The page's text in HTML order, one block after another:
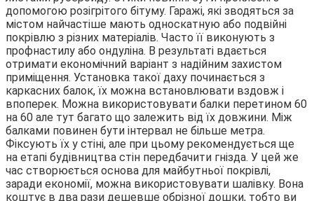
допомогою розігрітого бітуму. Гаражі, які зводяться за
містом найчастіше мають односкатную або подвійні
покрівлю з різних матеріалів. Часто її виконують з
профнастилу або ондуліна. В результаті вдається
отримати економічний варіант з надійним захистом
приміщення. Установка такої даху починається з
каркасних балок, їх можна встановлювати вздовж і
впоперек. Можна використовувати балки перетином 60
на 60 але тут багато що залежить від їх довжини. Між
балками повинен бути інтервал не більше метра.
Фіксують їх у стіні, але при цьому рекомендується ще
на етапі будівництва стін передбачити гнізда. У цей же
час створюється основа для майбутньої покрівлі,
заради економії, можна використовувати шалівку. Вона
коштує в два рази дешевше обрізної дошки, тобто ви